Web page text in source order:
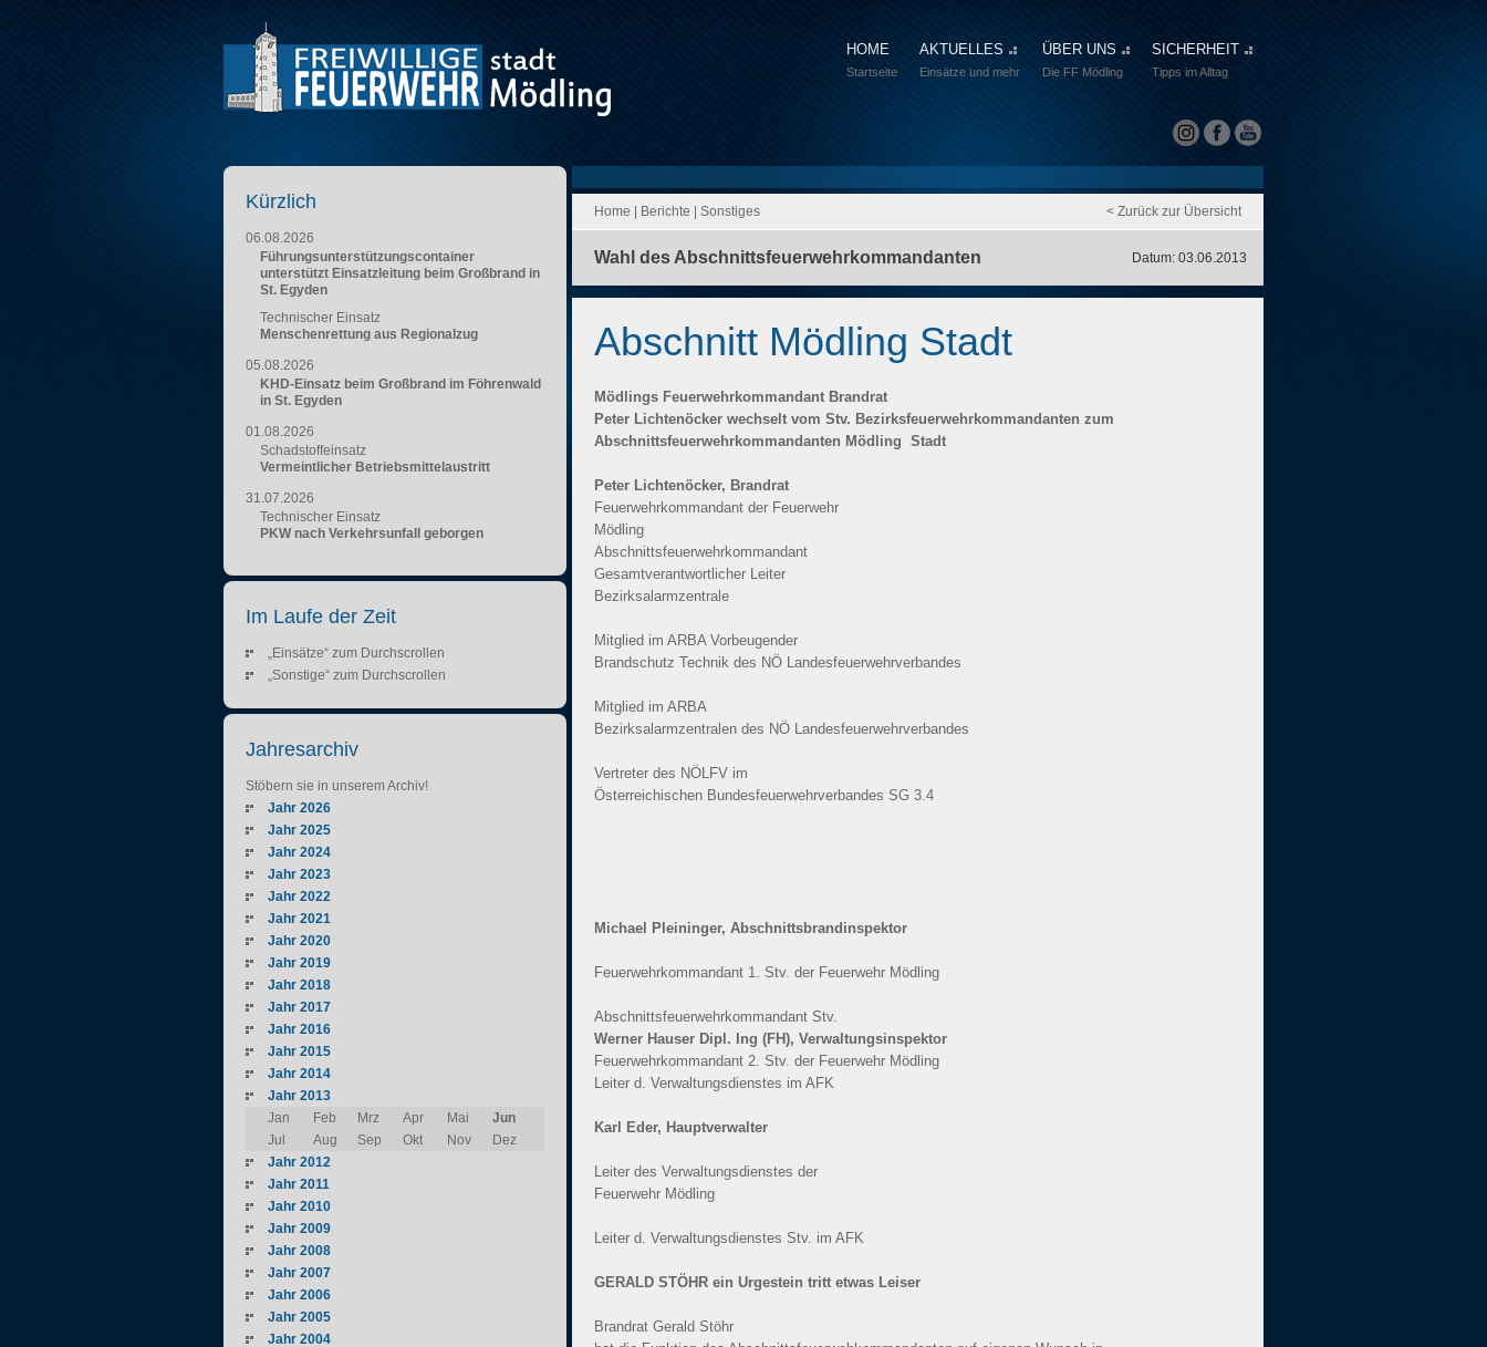
HOME
Startseite
AKTUELLES
Einsätze und mehr
ÜBER UNS
Die FF Mödling
SICHERHEIT
Tipps im Alltag
Home Berichte Sonstiges < Zurück zur Übersicht
Wahl des Abschnittsfeuerwehrkommandanten Datum: 03.06.2013
Abschnitt Mödling Stadt
Mödlings Feuerwehrkommandant Brandrat
Peter Lichtenöcker wechselt vom Stv. Bezirksfeuerwehrkommandanten zum
Abschnittsfeuerwehrkommandanten Mödling  Stadt
Peter Lichtenöcker, Brandrat
Feuerwehrkommandant der Feuerwehr
Mödling
Abschnittsfeuerwehrkommandant
Gesamtverantwortlicher Leiter
Bezirksalarmzentrale
Mitglied im ARBA Vorbeugender
Brandschutz Technik des NÖ Landesfeuerwehrverbandes
Mitglied im ARBA
Bezirksalarmzentralen des NÖ Landesfeuerwehrverbandes
Vertreter des NÖLFV im
Österreichischen Bundesfeuerwehrverbandes SG 3.4
Michael Pleininger, Abschnittsbrandinspektor
Feuerwehrkommandant 1. Stv. der Feuerwehr Mödling
Abschnittsfeuerwehrkommandant Stv.
Werner Hauser Dipl. Ing (FH), Verwaltungsinspektor
Feuerwehrkommandant 2. Stv. der Feuerwehr Mödling
Leiter d. Verwaltungsdienstes im AFK
Karl Eder, Hauptverwalter
Leiter des Verwaltungsdienstes der
Feuerwehr Mödling
Leiter d. Verwaltungsdienstes Stv. im AFK
GERALD STÖHR ein Urgestein tritt etwas Leiser
Brandrat Gerald Stöhr
Kürzlich
06.08.2026
Führungsunterstützungscontainer
unterstützt Einsatzleitung beim Großbrand in
St. Egyden
Technischer Einsatz
Menschenrettung aus Regionalzug
05.08.2026
KHD-Einsatz beim Großbrand im Föhrenwald
in St. Egyden
01.08.2026
Schadstoffeinsatz
Vermeintlicher Betriebsmittelaustritt
31.07.2026
Technischer Einsatz
PKW nach Verkehrsunfall geborgen
Im Laufe der Zeit
„Einsätze“ zum Durchscrollen
„Sonstige“ zum Durchscrollen
Jahresarchiv
Stöbern sie in unserem Archiv!
Jahr 2026
Jahr 2025
Jahr 2024
Jahr 2023
Jahr 2022
Jahr 2021
Jahr 2020
Jahr 2019
Jahr 2018
Jahr 2017
Jahr 2016
Jahr 2015
Jahr 2014
Jahr 2013
Jan
Feb Mrz Apr Mai
Jun
Jul
Aug Sep Okt Nov
Dez
Jahr 2012
Jahr 2011
Jahr 2010
Jahr 2009
Jahr 2008
Jahr 2007
Jahr 2006
Jahr 2005
Jahr 2004